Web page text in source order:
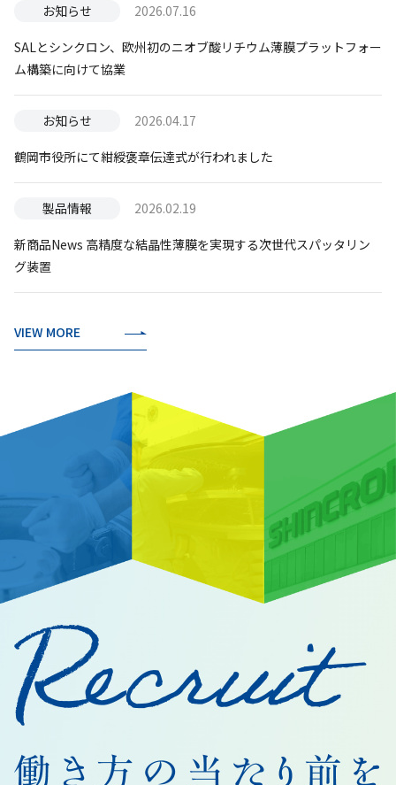
お知らせ 2026.07.16
SALとシンクロン、欧州初のニオブ酸リチウム薄膜プラットフォー
ム構築に向けて協業
お知らせ 2026.04.17
鶴岡市役所にて紺綬褒章伝達式が行われました
製品情報 2026.02.19
新商品News 高精度な結晶性薄膜を実現する次世代スパッタリン
グ装置
VIEW MORE